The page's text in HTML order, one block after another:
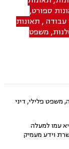
ספורט,
עבודה , תאונות
, משפט
משפט פלילי, דיני
בעריכת דין מאז שנת 1972, ומביא עמו למעלה
וידע מעמיק